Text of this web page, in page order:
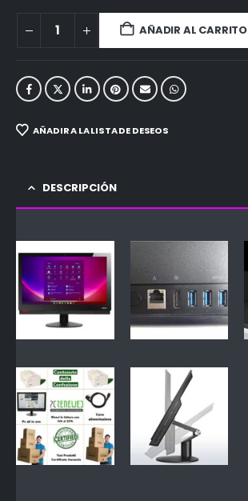
AÑADIR AL CARRITO
AÑADIR A LA LISTA DE DESEOS
DESCRIPCIÓN